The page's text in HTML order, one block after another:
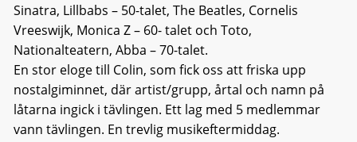
Sinatra, Lillbabs – 50-talet, The Beatles, Cornelis
Vreeswijk, Monica Z – 60- talet och Toto,
Nationalteatern, Abba – 70-talet.
En stor eloge till Colin, som fick oss att friska upp
nostalgiminnet, där artist/grupp, årtal och namn på
låtarna ingick i tävlingen. Ett lag med 5 medlemmar
vann tävlingen. En trevlig musikeftermiddag.